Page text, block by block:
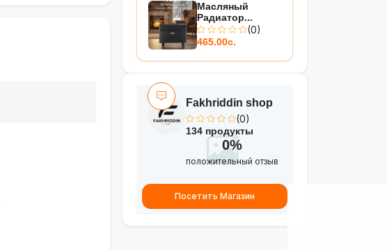
Масляный
Радиатор...
(0)
465.00с.
Fakhriddin shop
(0)
134 продукты
0%
положительный отзыв
Посетить Магазин